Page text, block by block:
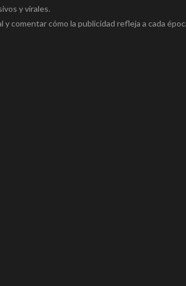
y virales.
comentar cómo la publicidad refleja a cada